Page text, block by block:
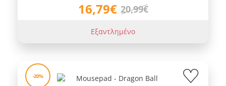
16,79€ 20,99€
Εξαντλημένο
-20%